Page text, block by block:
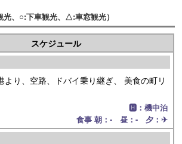
光、○:下車観光、△:車窓観光）
スケジュール
より、空路、ドバイ乗り継ぎ、 美食の町リ
🅷：機中泊
食事 朝：- 昼：- 夕：✈